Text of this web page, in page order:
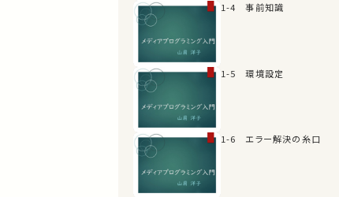
1-4 事前知識
1-5 環境設定
1-6 エラー解決の糸口